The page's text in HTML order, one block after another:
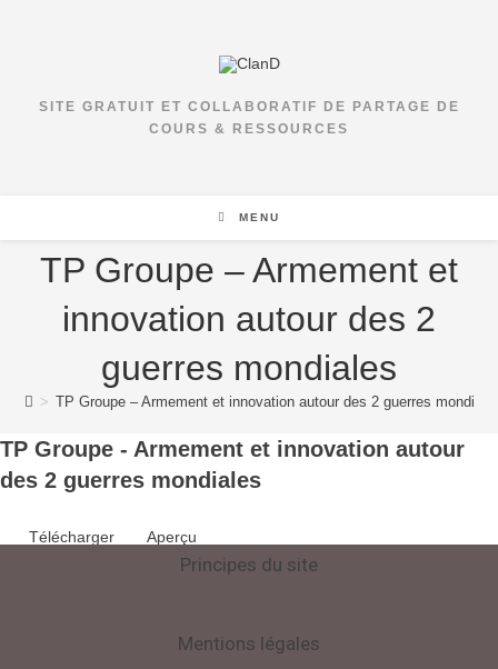
SITE GRATUIT ET COLLABORATIF DE PARTAGE DE
COURS & RESSOURCES
MENU
TP Groupe – Armement et
innovation autour des 2
guerres mondiales
> TP Groupe – Armement et innovation autour des 2 guerres
TP Groupe - Armement et innovation autour
des 2 guerres mondiales
Télécharger Aperçu
Principes du site
Mentions légales